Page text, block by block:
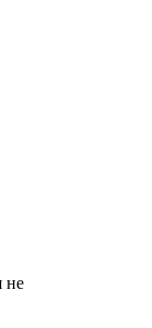
не